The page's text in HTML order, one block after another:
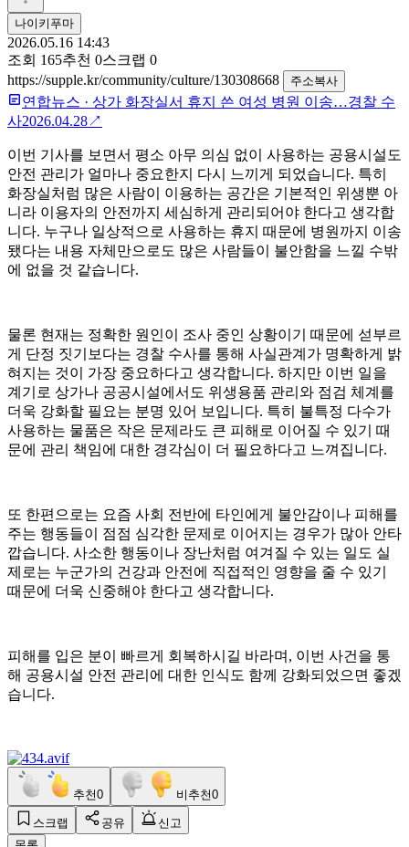
나이키푸마
2026.05.16 14:43
조회 165추천 0스크랩 0
https://supple.kr/community/culture/130308668
주소복사
연합뉴스 · 상가 화장실서 휴지 쓴 여성 병원 이송…경찰 수
사2026.04.28↗
이번 기사를 보면서 평소 아무 의심 없이 사용하는 공용시설도
안전 관리가 얼마나 중요한지 다시 느끼게 되었습니다. 특히
화장실처럼 많은 사람이 이용하는 공간은 기본적인 위생뿐 아
니라 이용자의 안전까지 세심하게 관리되어야 한다고 생각합
니다. 누구나 일상적으로 사용하는 휴지 때문에 병원까지 이송
됐다는 내용 자체만으로도 많은 사람들이 불안함을 느낄 수밖
에 없을 것 같습니다.
물론 현재는 정확한 원인이 조사 중인 상황이기 때문에 섣부르
게 단정 짓기보다는 경찰 수사를 통해 사실관계가 명확하게 밝
혀지는 것이 가장 중요하다고 생각합니다. 하지만 이번 일을
계기로 상가나 공공시설에서도 위생용품 관리와 점검 체계를
더욱 강화할 필요는 분명 있어 보입니다. 특히 불특정 다수가
사용하는 물품은 작은 문제라도 큰 피해로 이어질 수 있기 때
문에 관리 책임에 대한 경각심이 더 필요하다고 느껴집니다.
또 한편으로는 요즘 사회 전반에 타인에게 불안감이나 피해를
주는 행동들이 점점 심각한 문제로 이어지는 경우가 많아 안타
깝습니다. 사소한 행동이나 장난처럼 여겨질 수 있는 일도 실
제로는 누군가의 건강과 안전에 직접적인 영향을 줄 수 있기
때문에 더욱 신중해야 한다고 생각합니다.
피해를 입은 분이 빠르게 회복하시길 바라며, 이번 사건을 통
해 공용시설 안전 관리에 대한 인식도 함께 강화되었으면 좋겠
습니다.
추천0 비추천0
스크랩 공유
신고